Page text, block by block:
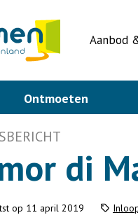
Aanbod
Ontmoeten
di
op 11 april 2019